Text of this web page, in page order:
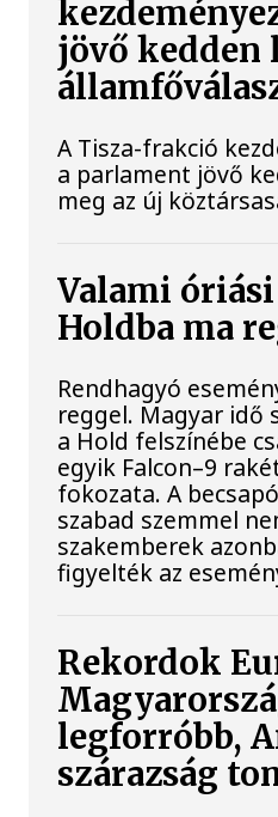
jövő kedden
A Tisza-frakció
a parlament jövő
meg az új
Valami
Holdba ma
Rendhagyó
reggel. Magyar idő
a Hold felszínébe
egyik Falcon–9
fokozata. A
szabad szemmel
szakemberek
figyelték az
Rekordok
legforróbb,
szárazság